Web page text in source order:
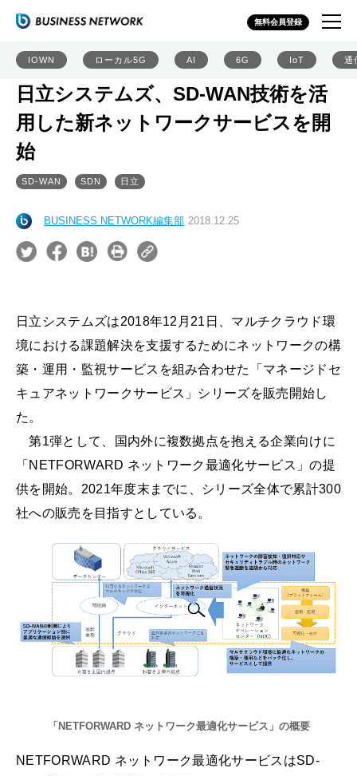
無料会員登録
IOWN ローカル5G AI 6G IoT 通
日立システムズ、SD-WAN技術を活
用した新ネットワークサービスを開
始
SD-WAN SDN 日立
BUSINESS NETWORK編集部 2018.12.25
日立システムズは2018年12月21日、マルチクラウド環
境における課題解決を支援するためにネットワークの構
築・運用・監視サービスを組み合わせた「マネージドセ
キュアネットワークサービス」シリーズを販売開始し
た。
第1弾として、国内外に複数拠点を抱える企業向けに
「NETFORWARD ネットワーク最適化サービス」の提
供を開始。2021年度末までに、シリーズ全体で累計300
社への販売を目指すとしている。
「NETFORWARD ネットワーク最適化サービス」の概要
NETFORWARD ネットワーク最適化サービスはSD-